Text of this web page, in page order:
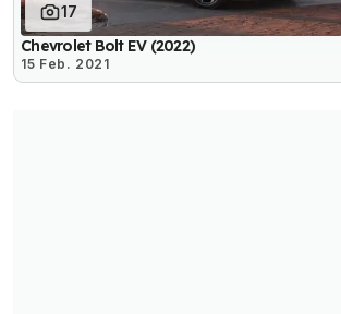
17
Chevrolet Bolt EV (2022)
15 Feb. 2021